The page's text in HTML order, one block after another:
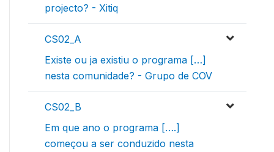
projecto? - Xitiq
CS02_A
Existe ou ja existiu o programa […]
nesta comunidade? - Grupo de COV
CS02_B
Em que ano o programa [….]
começou a ser conduzido nesta